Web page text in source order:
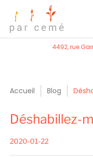
4492, rue
Accueil Blog
Déshabillez-
2020-01-22